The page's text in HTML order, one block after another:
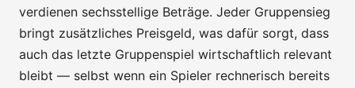
verdienen sechsstellige Beträge. Jeder Gruppensieg
bringt zusätzliches Preisgeld, was dafür sorgt, dass
auch das letzte Gruppenspiel wirtschaftlich relevant
bleibt — selbst wenn ein Spieler rechnerisch bereits